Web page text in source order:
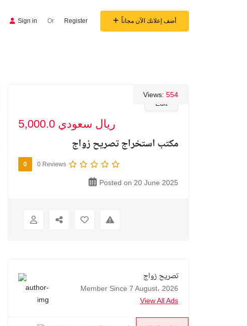
Sign in Or Register أضف إعلانك الآن مجاناً
Edit
Views: 554
5,000.0 ريال سعودي
مكتب استخراج تصريح زواج
0 0 Reviews
Posted on 20 June 2025
تصريح زواج
Member Since 7 August، 2026
View All Ads